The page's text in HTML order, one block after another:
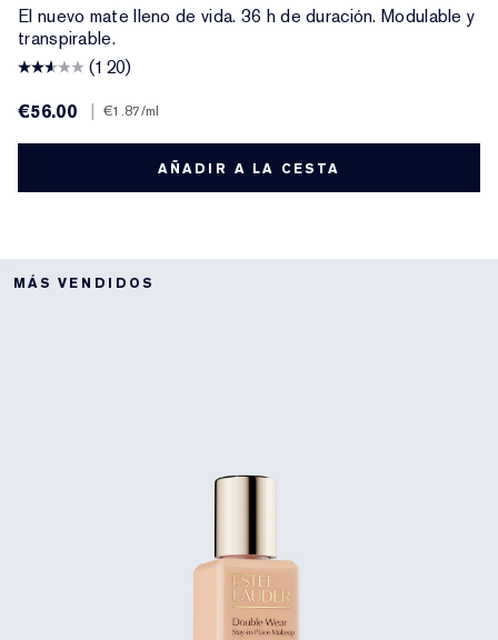
El nuevo mate lleno de vida. 36 h de duración. Modulable y
transpirable.
(120)
€56.00
€1.87/ml
AÑADIR A LA CESTA
MÁS VENDIDOS